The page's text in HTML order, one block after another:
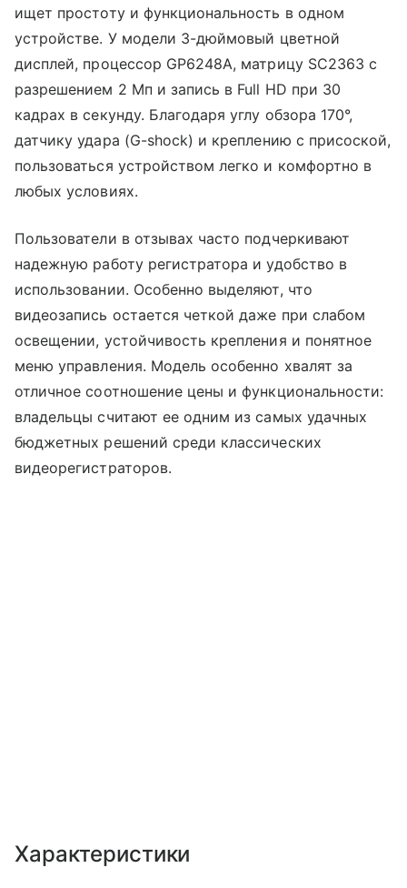
ищет простоту и функциональность в одном
устройстве. У модели 3-дюймовый цветной
дисплей, процессор GP6248A, матрицу SC2363 с
разрешением 2 Мп и запись в Full HD при 30
кадрах в секунду. Благодаря углу обзора 170°,
датчику удара (G-shock) и креплению с присоской,
пользоваться устройством легко и комфортно в
любых условиях.
Пользователи в отзывах часто подчеркивают
надежную работу регистратора и удобство в
использовании. Особенно выделяют, что
видеозапись остается четкой даже при слабом
освещении, устойчивость крепления и понятное
меню управления. Модель особенно хвалят за
отличное соотношение цены и функциональности:
владельцы считают ее одним из самых удачных
бюджетных решений среди классических
видеорегистраторов.
Характеристики